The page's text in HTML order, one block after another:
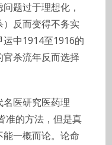
题过于理想化，
反而变得不务实
中1914至1916的
杀流年反而选择
医研究医药理
准的方法，但是真
一概而论。论命